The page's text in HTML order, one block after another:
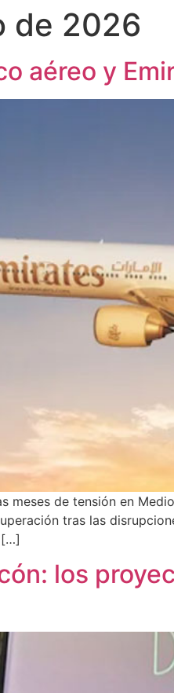
de 2026
aéreo y
meses de tensión en
tras las
[…]
los